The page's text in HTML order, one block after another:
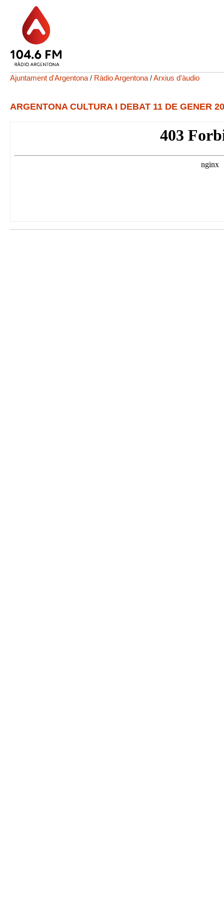
Ajuntament d'Argentona / Ràdio Argentona /Arxius d'àudio
ARGENTONA CULTURA I DEBAT 11 DE GENER